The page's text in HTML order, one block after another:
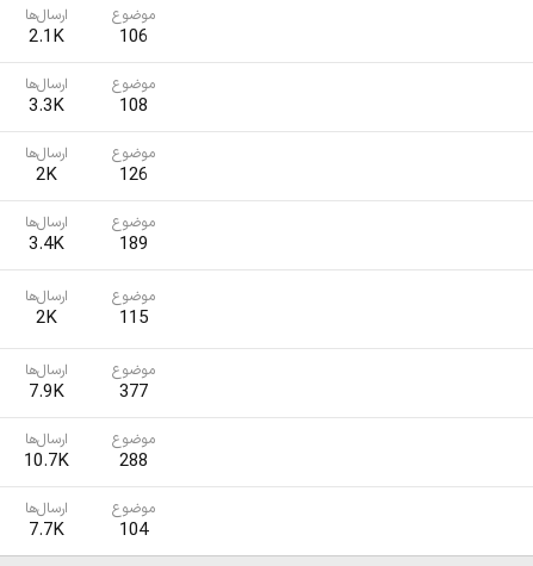
موضوع
106
ارسال‌ها
2.1K
موضوع
108
ارسال‌ها
3.3K
موضوع
126
ارسال‌ها
2K
موضوع
189
ارسال‌ها
3.4K
موضوع
115
ارسال‌ها
2K
موضوع
377
ارسال‌ها
7.9K
موضوع
288
ارسال‌ها
10.7K
موضوع
104
ارسال‌ها
7.7K